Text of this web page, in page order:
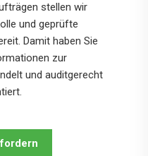
stellen wir
und geprüfte
Damit haben Sie
zur
und auditgerecht